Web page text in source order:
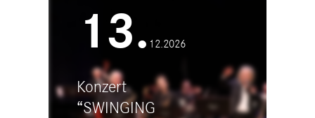
13. 12.2026
Konzert
“SWINGING